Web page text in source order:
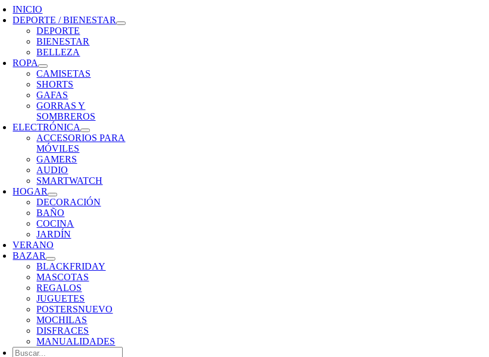
INICIO
DEPORTE / BIENESTAR
DEPORTE
BIENESTAR
BELLEZA
ROPA
CAMISETAS
SHORTS
GAFAS
GORRAS Y
SOMBREROS
ELECTRÓNICA
ACCESORIOS PARA
MÓVILES
GAMERS
AUDIO
SMARTWATCH
HOGAR
DECORACIÓN
BAÑO
COCINA
JARDÍN
VERANO
BAZAR
BLACKFRIDAY
MASCOTAS
REGALOS
JUGUETES
POSTERSNUEVO
MOCHILAS
DISFRACES
MANUALIDADES
Buscar: